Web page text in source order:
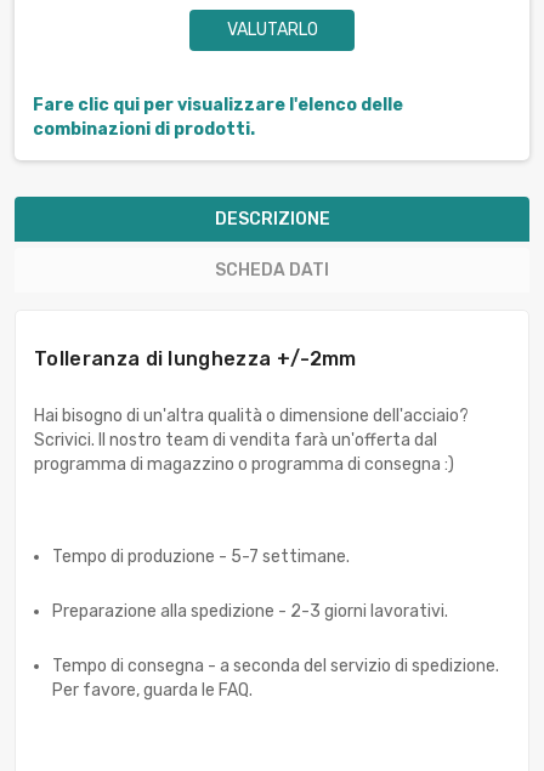
VALUTARLO
Fare clic qui per visualizzare l'elenco delle
combinazioni di prodotti.
DESCRIZIONE
SCHEDA DATI
Tolleranza di lunghezza +/-2mm
Hai bisogno di un'altra qualità o dimensione dell'acciaio?
Scrivici. Il nostro team di vendita farà un'offerta dal
programma di magazzino o programma di consegna :)
Tempo di produzione - 5-7 settimane.
Preparazione alla spedizione - 2-3 giorni lavorativi.
Tempo di consegna - a seconda del servizio di spedizione.
Per favore, guarda le FAQ.